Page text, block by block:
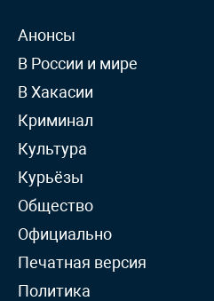
Анонсы
В России и мире
В Хакасии
Криминал
Культура
Курьёзы
Общество
Официально
Печатная версия
Политика